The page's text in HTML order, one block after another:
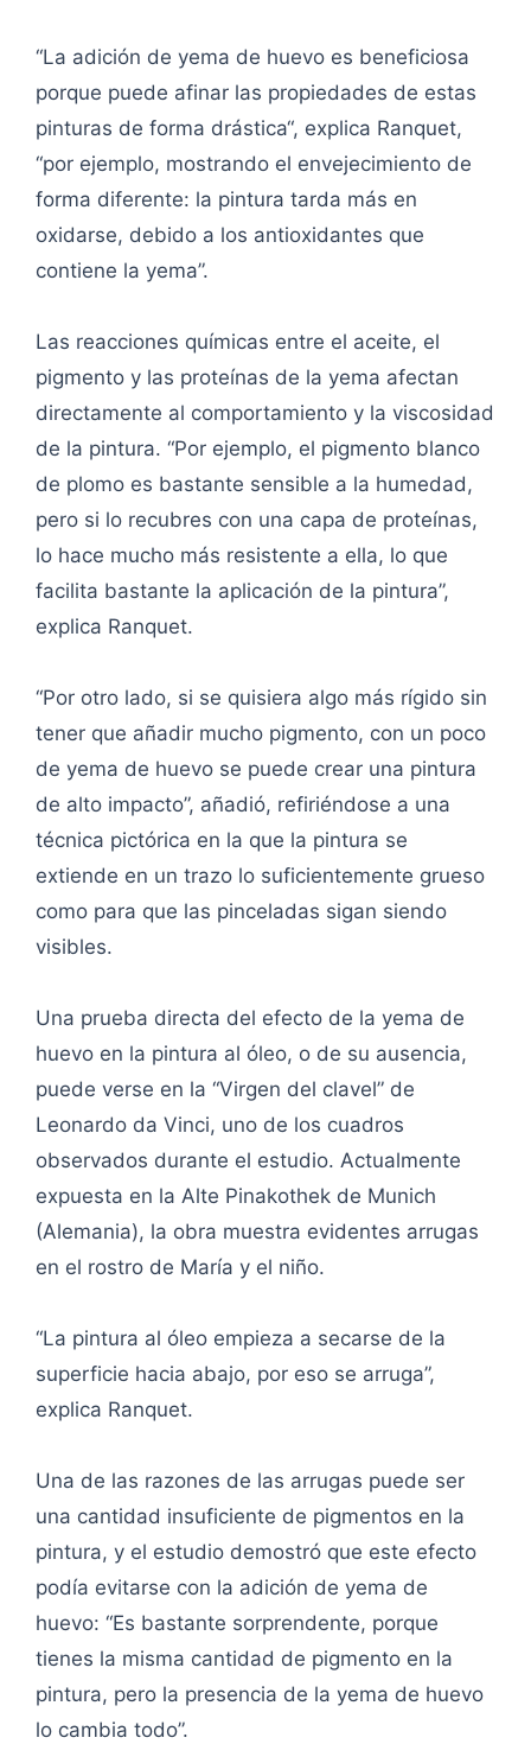
“La adición de yema de huevo es beneficiosa
porque puede afinar las propiedades de estas
pinturas de forma drástica“, explica Ranquet,
“por ejemplo, mostrando el envejecimiento de
forma diferente: la pintura tarda más en
oxidarse, debido a los antioxidantes que
contiene la yema”.
Las reacciones químicas entre el aceite, el
pigmento y las proteínas de la yema afectan
directamente al comportamiento y la viscosidad
de la pintura. “Por ejemplo, el pigmento blanco
de plomo es bastante sensible a la humedad,
pero si lo recubres con una capa de proteínas,
lo hace mucho más resistente a ella, lo que
facilita bastante la aplicación de la pintura”,
explica Ranquet.
“Por otro lado, si se quisiera algo más rígido sin
tener que añadir mucho pigmento, con un poco
de yema de huevo se puede crear una pintura
de alto impacto”, añadió, refiriéndose a una
técnica pictórica en la que la pintura se
extiende en un trazo lo suficientemente grueso
como para que las pinceladas sigan siendo
visibles.
Una prueba directa del efecto de la yema de
huevo en la pintura al óleo, o de su ausencia,
puede verse en la “Virgen del clavel” de
Leonardo da Vinci, uno de los cuadros
observados durante el estudio. Actualmente
expuesta en la Alte Pinakothek de Munich
(Alemania), la obra muestra evidentes arrugas
en el rostro de María y el niño.
“La pintura al óleo empieza a secarse de la
superficie hacia abajo, por eso se arruga”,
explica Ranquet.
Una de las razones de las arrugas puede ser
una cantidad insuficiente de pigmentos en la
pintura, y el estudio demostró que este efecto
podía evitarse con la adición de yema de
huevo: “Es bastante sorprendente, porque
tienes la misma cantidad de pigmento en la
pintura, pero la presencia de la yema de huevo
lo cambia todo”.